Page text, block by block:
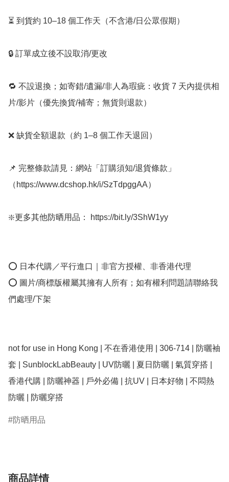
⏳ 到貨約 10–18 個工作天（不含港/日公眾假期）
🔒 訂單成立後不設取消/更改
🔁 不設退換；如寄錯/遺漏/非人為瑕疵：收貨 7 天內提供相
片/影片（優先換貨/補寄；無貨則退款）
❌ 缺貨全額退款（約 1–8 個工作天退回）
📌 完整條款請見：網站「訂購須知/退貨條款」
（https://www.dcshop.hk/i/SzTdpggAA）
❇️更多其他防晒用品： https://bit.ly/3ShW1yy
⭕ 日本代購／平行進口｜非官方授權、非香港代理
⭕ 圖片/商標版權屬其擁有人所有；如有權利問題請聯絡我
們處理/下架
not for use in Hong Kong | 不在香港使用 | 306-714 | 防曬袖
套 | SunblockLabBeauty | UV防曬 | 夏日防曬 | 氣質穿搭 |
香港代購 | 防曬神器 | 戶外必備 | 抗UV | 日本好物 | 不悶熱
防曬 | 防曬穿搭
防晒用品
商品詳情